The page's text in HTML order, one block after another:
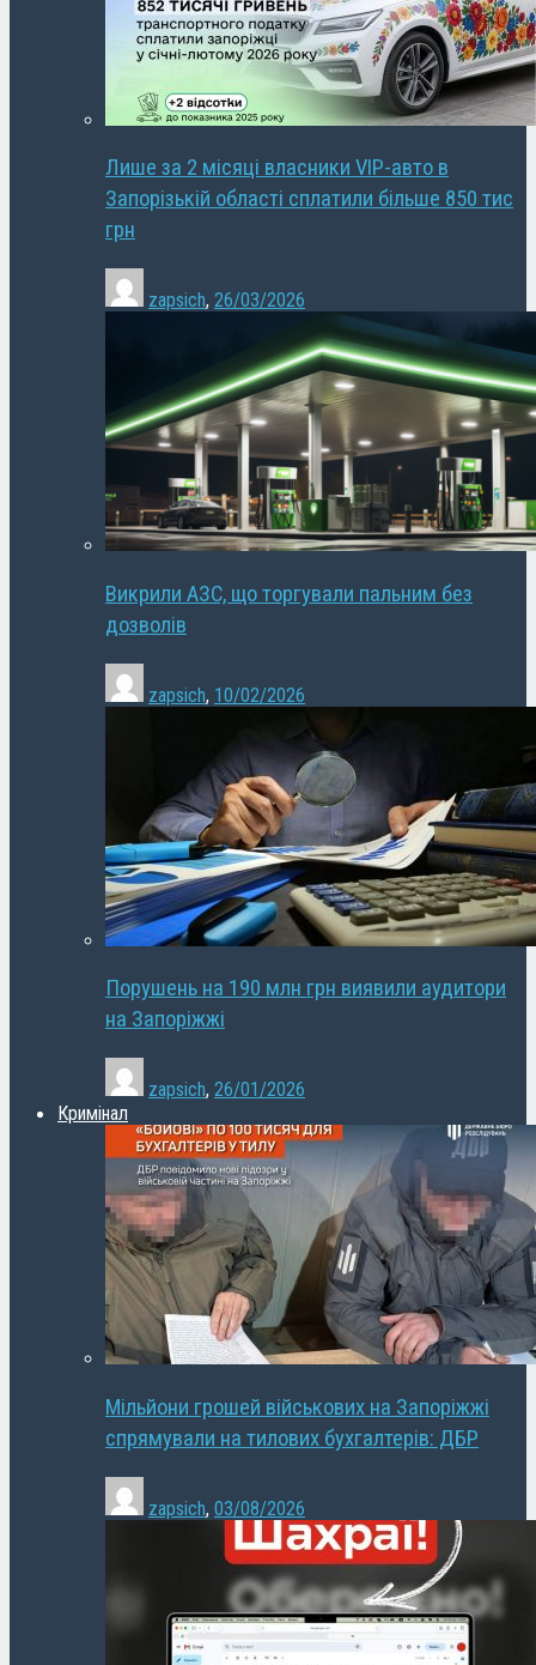
Лише за 2 місяці власники VIP-авто в
Запорізькій області сплатили більше 850 тис
грн
zapsich, 26/03/2026
Викрили АЗС, що торгували пальним без
дозволів
zapsich, 10/02/2026
Порушень на 190 млн грн виявили аудитори
на Запоріжжі
zapsich, 26/01/2026
Кримінал
Мільйони грошей військових на Запоріжжі
спрямували на тилових бухгалтерів: ДБР
zapsich, 03/08/2026